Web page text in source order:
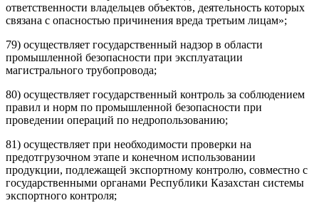
ответственности владельцев объектов, деятельность которых
связана с опасностью причинения вреда третьим лицам»;
79) осуществляет государственный надзор в области
промышленной безопасности при эксплуатации
магистрального трубопровода;
80) осуществляет государственный контроль за соблюдением
правил и норм по промышленной безопасности при
проведении операций по недропользованию;
81) осуществляет при необходимости проверки на
предотгрузочном этапе и конечном использовании
продукции, подлежащей экспортному контролю, совместно с
государственными органами Республики Казахстан системы
экспортного контроля;